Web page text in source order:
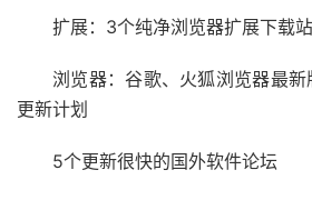
扩展：3个纯净浏览器扩展下载
浏览器：谷歌、火狐浏览器最
更新计划
5个更新很快的国外软件论坛